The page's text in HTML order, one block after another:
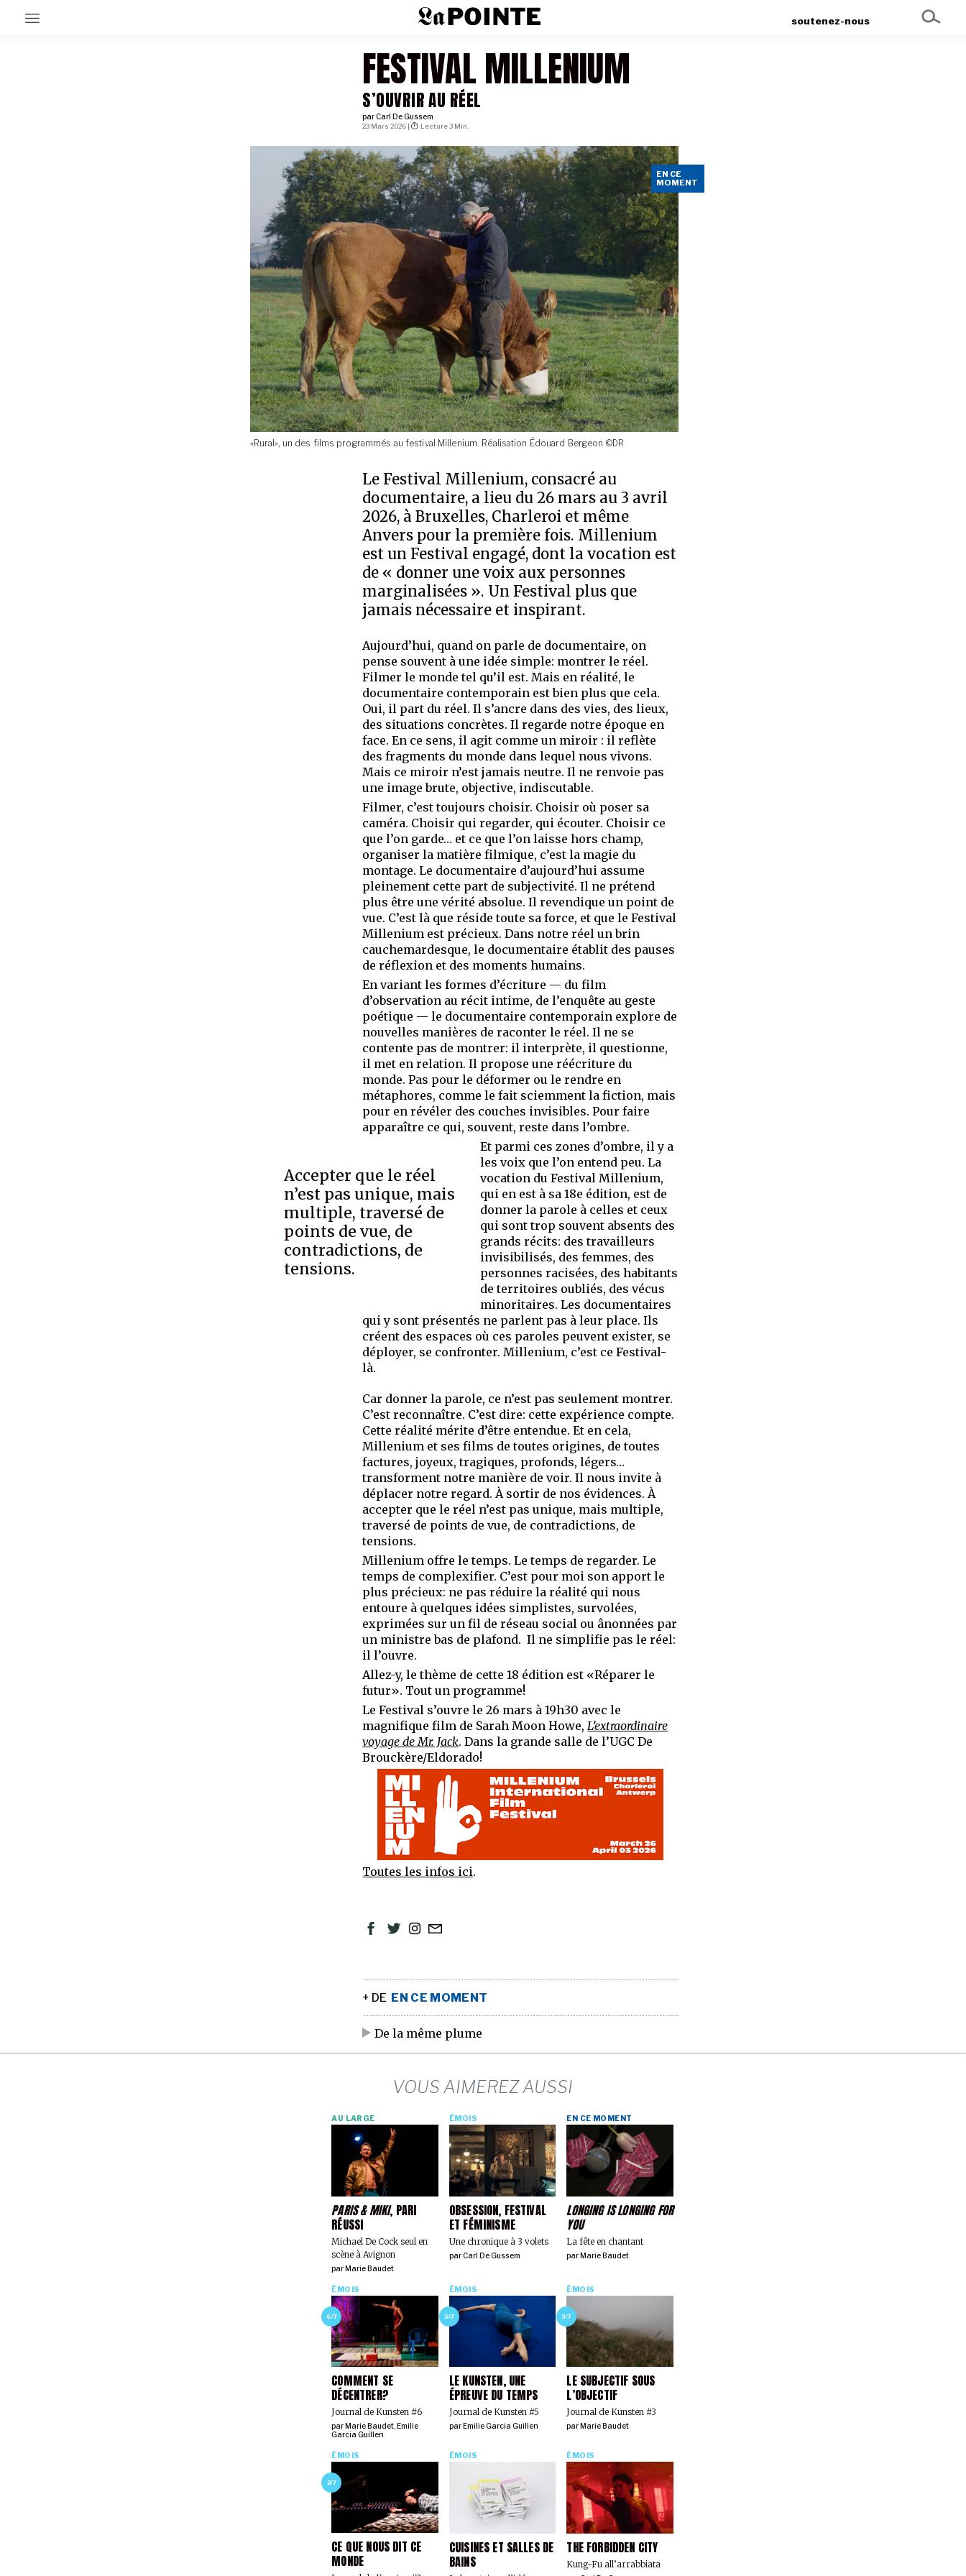
soutenez-nous
«Rural», un des films programmés au festival Millenium. Réalisation Édouard Bergeon ©DR
FESTIVAL MILLENIUM
S’OUVRIR AU RÉEL
EN CE
MOMENT
parCarl De Gussem
Le Festival Millenium, consacré au
documentaire, a lieu du 26 mars au 3 avril
2026, à Bruxelles, Charleroi et même
Anvers pour la première fois. Millenium
est un Festival engagé, dont la vocation est
de « donner une voix aux personnes
marginalisées ». Un Festival plus que
jamais nécessaire et inspirant.
23 Mars 2026 | Lecture 3 Min.
Aujourd’hui, quand on parle de documentaire, on
pense souvent à une idée simple: montrer le réel.
Filmer le monde tel qu’il est. Mais en réalité, le
documentaire contemporain est bien plus que cela.
Oui, il part du réel. Il s’ancre dans des vies, des lieux,
des situations concrètes. Il regarde notre époque en
face. En ce sens, il agit comme un miroir : il reflète
des fragments du monde dans lequel nous vivons.
Mais ce miroir n’est jamais neutre. Il ne renvoie pas
une image brute, objective, indiscutable.
Filmer, c’est toujours choisir. Choisir où poser sa
caméra. Choisir qui regarder, qui écouter. Choisir ce
que l’on garde… et ce que l’on laisse hors champ,
organiser la matière filmique, c’est la magie du
montage. Le documentaire d’aujourd’hui assume
pleinement cette part de subjectivité. Il ne prétend
plus être une vérité absolue. Il revendique un point de
vue. C’est là que réside toute sa force, et que le Festival
Millenium est précieux. Dans notre réel un brin
cauchemardesque, le documentaire établit des pauses
de réflexion et des moments humains.
En variant les formes d’écriture — du film
d’observation au récit intime, de l’enquête au geste
poétique — le documentaire contemporain explore de
nouvelles manières de raconter le réel. Il ne se
contente pas de montrer: il interprète, il questionne,
il met en relation. Il propose une réécriture du
monde. Pas pour le déformer ou le rendre en
métaphores, comme le fait sciemment la fiction, mais
pour en révéler des couches invisibles. Pour faire
apparaître ce qui, souvent, reste dans l’ombre.
Accepter que le réel
n’est pas unique, mais
multiple, traversé de
points de vue, de
contradictions, de
tensions.
Et parmi ces zones d’ombre, il y a
les voix que l’on entend peu. La
vocation du Festival Millenium,
qui en est à sa 18e édition, est de
donner la parole à celles et ceux
qui sont trop souvent absents des
grands récits: des travailleurs
invisibilisés, des femmes, des
personnes racisées, des habitants
de territoires oubliés, des vécus
minoritaires. Les documentaires
qui y sont présentés ne parlent pas à leur place. Ils
créent des espaces où ces paroles peuvent exister, se
déployer, se confronter. Millenium, c’est ce Festival-
là.
Car donner la parole, ce n’est pas seulement montrer.
C’est reconnaître. C’est dire: cette expérience compte.
Cette réalité mérite d’être entendue. Et en cela,
Millenium et ses films de toutes origines, de toutes
factures, joyeux, tragiques, profonds, légers…
transforment notre manière de voir. Il nous invite à
déplacer notre regard. À sortir de nos évidences. À
accepter que le réel n’est pas unique, mais multiple,
traversé de points de vue, de contradictions, de
tensions.
Millenium offre le temps. Le temps de regarder. Le
temps de complexifier. C’est pour moi son apport le
plus précieux: ne pas réduire la réalité qui nous
entoure à quelques idées simplistes, survolées,
exprimées sur un fil de réseau social ou ânonnées par
un ministre bas de plafond. Il ne simplifie pas le réel:
il l’ouvre.
Allez-y, le thème de cette 18 édition est «Réparer le
futur». Tout un programme!
Le Festival s’ouvre le 26 mars à 19h30 avec le
magnifique film de Sarah Moon Howe, L’extraordinaire
voyage de Mr. Jack. Dans la grande salle de l’UGC De
Brouckère/Eldorado!
Toutes les infos ici.
+ DE EN CE MOMENT
De la même plume
VOUS AIMEREZ AUSSI
PARIS & MIKI, PARI
RÉUSSI
Michael De Cock seul en
scène à Avignon
AU LARGE
parMarie Baudet
OBSESSION, FESTIVAL
ET FÉMINISME
Une chronique à 3 volets
ÉMOIS
parCarl De Gussem
LONGING IS LONGING FOR
YOU
La fête en chantant
EN CE MOMENT
parMarie Baudet
6/7
COMMENT SE
DÉCENTRER?
Journal de Kunsten #6
ÉMOIS
par Marie Baudet, Emilie
Garcia Guillen
5/7
LE KUNSTEN, UNE
ÉPREUVE DU TEMPS
Journal de Kunsten #5
ÉMOIS
par Emilie Garcia Guillen
3/7
LE SUBJECTIF SOUS
L’OBJECTIF
Journal de Kunsten #3
ÉMOIS
par Marie Baudet
2/7
CE QUE NOUS DIT CE
MONDE
ÉMOIS
CUISINES ET SALLES DE
BAINS
ÉMOIS
THE FORBIDDEN CITY
Kung-Fu all’arrabbiata
ÉMOIS